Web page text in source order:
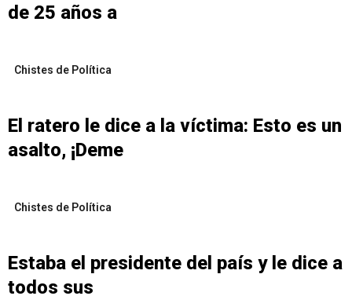
de 25 años a
Chistes de Política
El ratero le dice a la víctima: Esto es un
asalto, ¡Deme
Chistes de Política
Estaba el presidente del país y le dice a
todos sus